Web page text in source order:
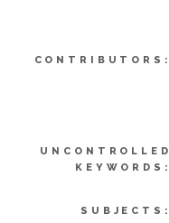
CONTRIBUTORS:
UNCONTROLLED
KEYWORDS:
SUBJECTS: